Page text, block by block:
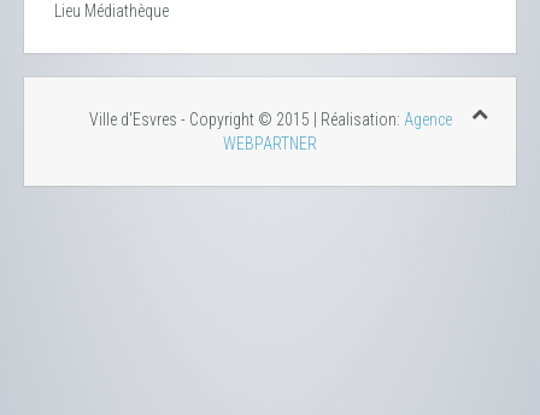
Lieu Médiathèque
Ville d'Esvres - Copyright © 2015 | Réalisation: Agence
WEBPARTNER